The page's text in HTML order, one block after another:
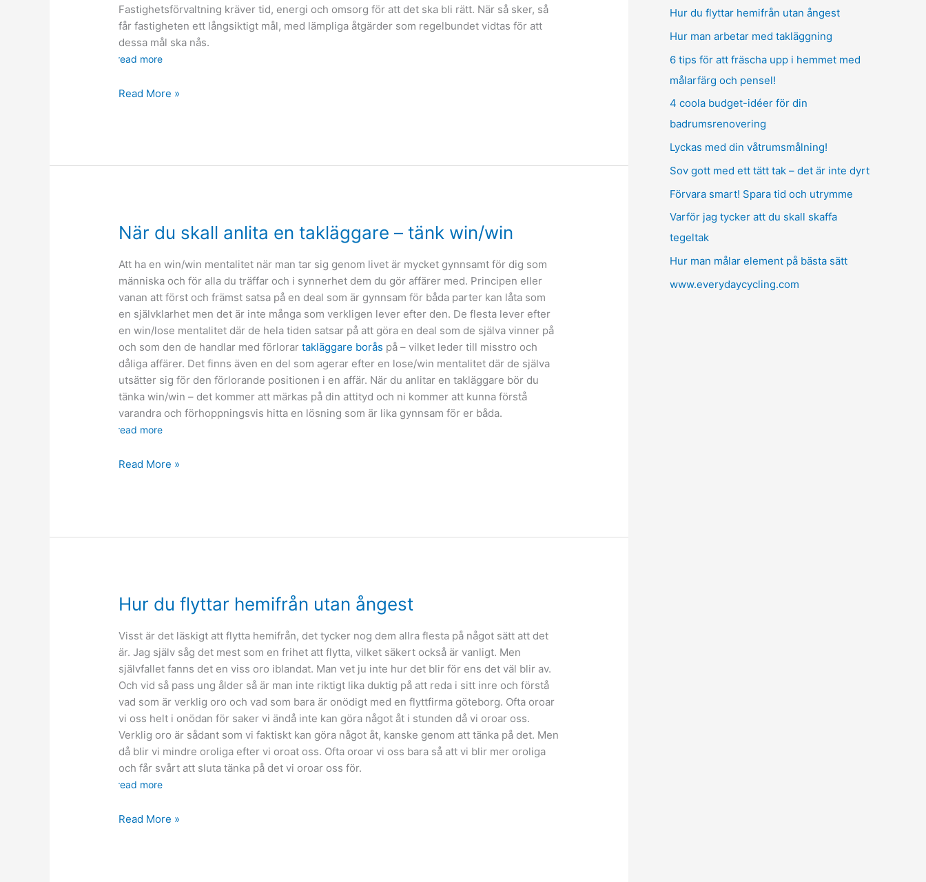
Fastighetsförvaltning kräver tid, energi och omsorg för att det ska bli rätt. När så sker, så
får fastigheten ett långsiktigt mål, med lämpliga åtgärder som regelbundet vidtas för att
dessa mål ska nås.
read more
Vet
Read More »
När du skall anlita en takläggare – tänk win/win
Att ha en win/win mentalitet när man tar sig genom livet är mycket gynnsamt för dig som
människa och för alla du träffar och i synnerhet dem du gör affärer med. Principen eller
vanan att först och främst satsa på en deal som är gynnsam för båda parter kan låta som
en självklarhet men det är inte många som verkligen lever efter den. De flesta lever efter
en win/lose mentalitet där de hela tiden satsar på att göra en deal som de själva vinner på
och som den de handlar med förlorartakläggare borås på – vilket leder till misstro och
dåliga affärer. Det finns även en del som agerar efter en lose/win mentalitet där de själva
utsätter sig för den förlorande positionen i en affär. När du anlitar en takläggare bör du
tänka win/win – det kommer att märkas på din attityd och ni kommer att kunna förstå
varandra och förhoppningsvis hitta en lösning som är lika gynnsam för er båda.
read more
När
win/win
Read More »
Hur du flyttar hemifrån utan ångest
Visst är det läskigt att flytta hemifrån, det tycker nog dem allra flesta på något sätt att det
är. Jag själv såg det mest som en frihet att flytta, vilket säkert också är vanligt. Men
självfallet fanns det en viss oro iblandat. Man vet ju inte hur det blir för ens det väl blir av.
Och vid så pass ung ålder så är man inte riktigt lika duktig på att reda i sitt inre och förstå
vad som är verklig oro och vad som bara är onödigt med en flyttfirma göteborg. Ofta oroar
vi oss helt i onödan för saker vi ändå inte kan göra något åt i stunden då vi oroar oss.
Verklig oro är sådant som vi faktiskt kan göra något åt, kanske genom att tänka på det. Men
då blir vi mindre oroliga efter vi oroat oss. Ofta oroar vi oss bara så att vi blir mer oroliga
och får svårt att sluta tänka på det vi oroar oss för.
read more
Hur
Read More »
Hur du flyttar hemifrån utan ångest
Hur man arbetar med takläggning
6 tips för att fräscha upp i hemmet med
målarfärg och pensel!
4 coola budget-idéer för din
badrumsrenovering
Lyckas med din våtrumsmålning!
Sov gott med ett tätt tak – det är inte dyrt
Förvara smart! Spara tid och utrymme
Varför jag tycker att du skall skaffa
tegeltak
Hur man målar element på bästa sätt
www.everydaycycling.com